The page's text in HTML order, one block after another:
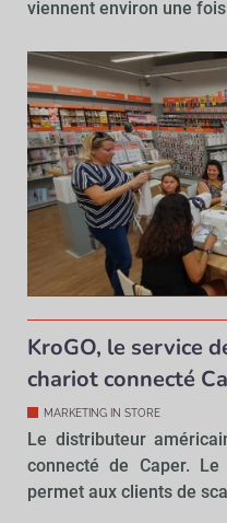
viennent environ une
KroGO, le service
chariot connecté
MARKETING IN STORE
Le distributeur
connecté de Caper. Le
permet aux clients de